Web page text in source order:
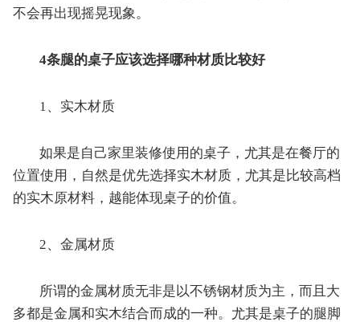
不会再出现摇晃现象。
4条腿的桌子应该选择哪种材质比较好
1、实木材质
如果是自己家里装修使用的桌子，尤其是在餐厅的
位置使用，自然是优先选择实木材质，尤其是比较高档
的实木原材料，越能体现桌子的价值。
2、金属材质
所谓的金属材质无非是以不锈钢材质为主，而且大
多都是金属和实木结合而成的一种。尤其是桌子的腿脚